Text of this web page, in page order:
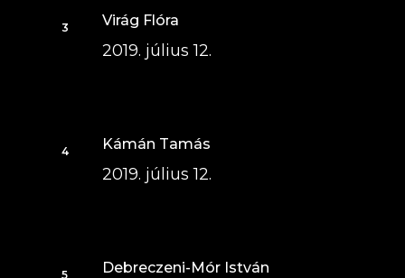
Virág Flóra
2019. július 12.
Kámán Tamás
2019. július 12.
Debreczeni-Mór István